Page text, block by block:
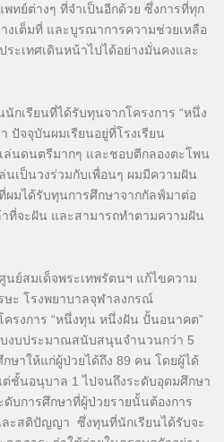
ย์ต่างๆ ที่จำเป็นอีกด้วย ซึ่งการที่ทุก
งเต็มที่ และบูรณาการความช่วยเหลือ
ะเทศเดินหน้าไปได้อย่างมั่นคงและ
นักเรียนที่ได้รับทุนจากโครงการ “หนึ่ง
ปัจจุบันผมเรียนอยู่ที่โรงเรียน
นดนตรีมากๆ และชอบตีกลองตะโพน
นเป็นวงร่วมกับเพื่อนๆ ผมมีความฝัน
ผมได้รับทุนการศึกษาจากกัลฟ์มาต่อ
ที่จะฝัน และสามารถทำตามความฝัน
ย์สมเด็จพระเทพรัตนฯ แก้ไขความ
ะ โรงพยาบาลจุฬาลงกรณ์
รงการ “หนึ่งทุน หนึ่งฝัน ปั้นอนาคต”
บงบประมาณสนับสนุนจำนวนกว่า 5
ษาให้แก่ผู้ป่วยได้ถึง 89 คน โดยผู้ได้
ชั้นอนุบาล 1 ไปจนถึงระดับอุดมศึกษา
ดับการศึกษาที่ผู้ป่วยรายนั้นต้องการ
ะสติปัญญา ซึ่งทุนที่นักเรียนได้รับจะ